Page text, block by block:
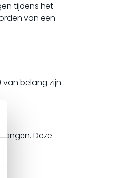
tijdens het
van een
van belang zijn.
Deze